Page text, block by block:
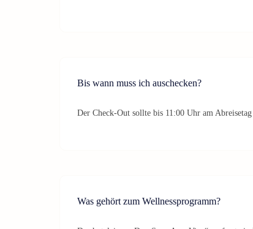
Bis wann muss ich auschecken?
Der Check-Out sollte bis 11:00 Uhr am Abreisetag
Was gehört zum Wellnessprogramm?